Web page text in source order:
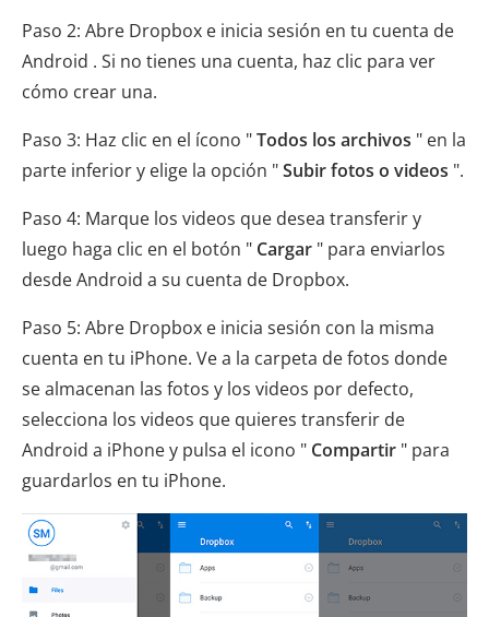
Paso 2: Abre Dropbox e inicia sesión en tu cuenta de
Android . Si no tienes una cuenta, haz clic para ver
cómo crear una.
Paso 3: Haz clic en el ícono "Todos los archivos " en la
parte inferior y elige la opción "Subir fotos o videos ".
Paso 4: Marque los videos que desea transferir y
luego haga clic en el botón " Cargar " para enviarlos
desde Android a su cuenta de Dropbox.
Paso 5: Abre Dropbox e inicia sesión con la misma
cuenta en tu iPhone. Ve a la carpeta de fotos donde
se almacenan las fotos y los videos por defecto,
selecciona los videos que quieres transferir de
Android a iPhone y pulsa el icono " Compartir " para
guardarlos en tu iPhone.